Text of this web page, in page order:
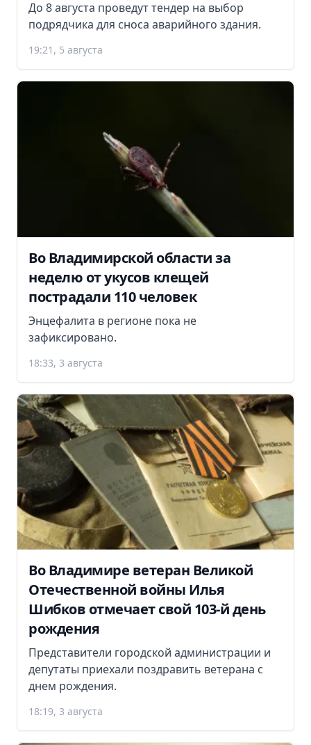
До 8 августа проведут тендер на выбор
подрядчика для сноса аварийного здания.
19:21, 5 августа
Во Владимирской области за
неделю от укусов клещей
пострадали 110 человек
Энцефалита в регионе пока не
зафиксировано.
18:33, 3 августа
Во Владимире ветеран Великой
Отечественной войны Илья
Шибков отмечает свой 103-й день
рождения
Представители городской администрации и
депутаты приехали поздравить ветерана с
днем рождения.
18:19, 3 августа